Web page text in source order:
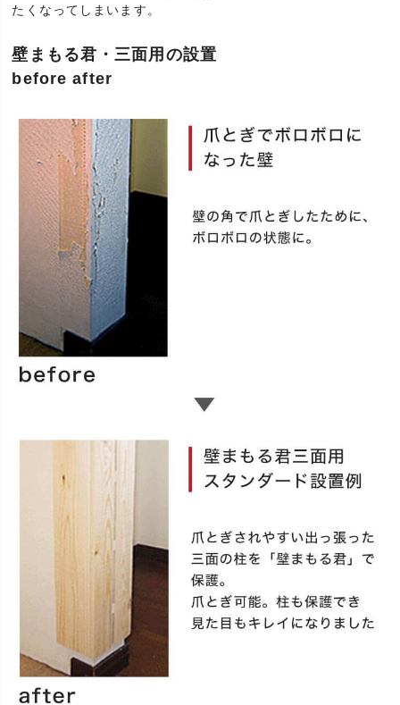
たくなってしまいます。
壁まもる君・三面用の設置
before after